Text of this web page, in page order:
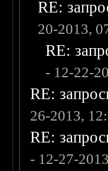
RE:
20-2013,
RE:
- 12-22-
RE:
26-2013,
RE:
- 12-27-